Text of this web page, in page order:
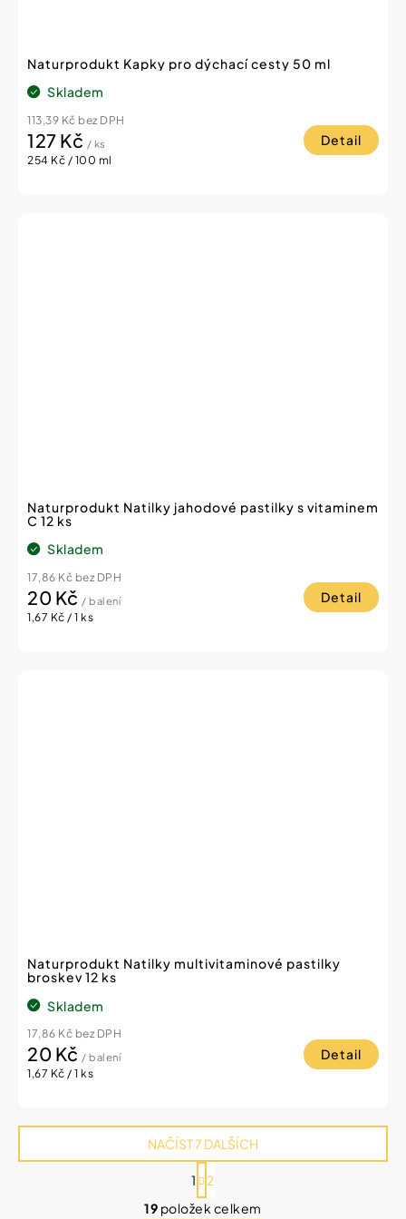
Naturprodukt Kapky pro dýchací cesty 50 ml
Skladem
113,39 Kč bez DPH
127 Kč / ks
Měrná
254 Kč / 100 ml
Detail
Naturprodukt Natilky jahodové pastilky s vitaminem
C 12 ks
Skladem
17,86 Kč bez DPH
20 Kč / balení
Měrná
1,67 Kč / 1 ks
Detail
Naturprodukt Natilky multivitaminové pastilky
broskev 12 ks
Skladem
17,86 Kč bez DPH
20 Kč / balení
Měrná
1,67 Kč / 1 ks
Detail
O
NAČÍST 7 DALŠÍCH
S
t
r
á
1
2
19 položek celkem